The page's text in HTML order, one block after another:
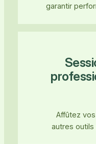
garantir
Affûtez
autres